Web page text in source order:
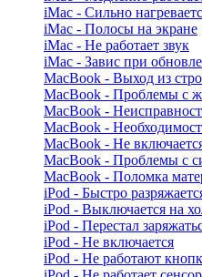
iMac - Сильно
iMac - Полосы на экране
iMac - Не работает звук
iMac - Завис при
MacBook - Выход из
MacBook - Проблемы с
MacBook -
MacBook -
MacBook - Не
MacBook - Проблемы с
MacBook - Поломка
iPod - Быстро
iPod - Выключается на
iPod - Перестал
iPod - Не включается
iPod - Не работают